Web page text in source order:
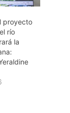
proyecto
río
la